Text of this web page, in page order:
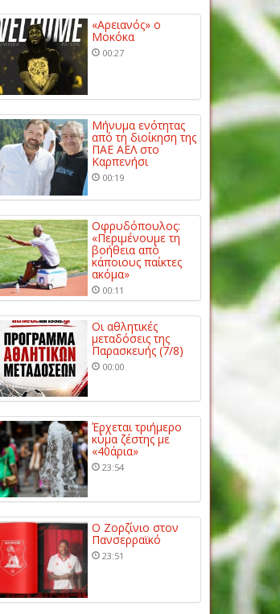
«Αρειανός» ο
Μοκόκα
00:27
Μήνυμα ενότητας
από τη διοίκηση της
ΠΑΕ ΑΕΛ στο
Καρπενήσι
00:19
Οφρυδόπουλος:
«Περιμένουμε τη
βοήθεια από
κάποιους παίκτες
ακόμα»
00:11
Οι αθλητικές
μεταδόσεις της
Παρασκευής (7/8)
00:00
Έρχεται τριήμερο
κύμα ζέστης με
«40άρια»
23:54
Ο Ζορζίνιο στον
Πανσερραϊκό
23:51